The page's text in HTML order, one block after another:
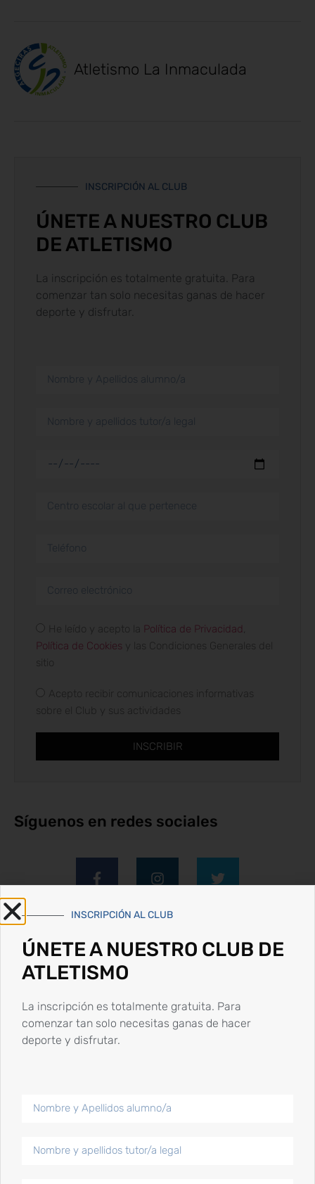
Atletismo La Inmaculada
INSCRIPCIÓN AL CLUB
ÚNETE A NUESTRO CLUB
DE ATLETISMO
La inscripción es totalmente gratuita. Para
comenzar tan solo necesitas ganas de hacer
deporte y disfrutar.
He leído y acepto la Política de Privacidad
Política de Cookies y las Condiciones Generales del
Acepto recibir comunicaciones informativas
sobre el Club y sus actividades
INSCRIBIR
Síguenos en redes sociales
Publicaciones más populares
Competiciones de inicio de año 2024
15 Enero, 2024
reconocimientos fin de
25 Junio, 2023
INSCRIPCIÓN AL CLUB
ÚNETE A NUESTRO CLUB DE
ATLETISMO
La inscripción es totalmente gratuita. Para
comenzar tan solo necesitas ganas de hacer
deporte y disfrutar.